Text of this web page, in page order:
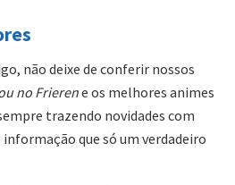
não deixe de conferir nossos
no Frierene os melhores animes
trazendo novidades com
que só um verdadeiro